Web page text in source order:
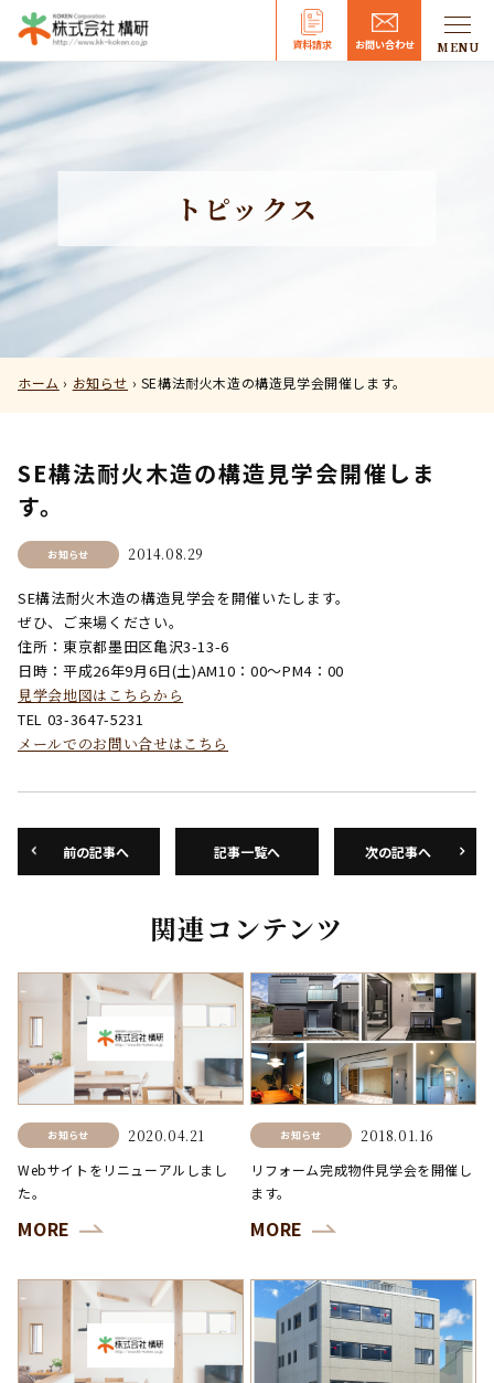
MENU
MENU
資料請求 お問い合わせ
トピックス
ホーム › お知らせ › SE構法耐火木造の構造見学会開催します。
SE構法耐火木造の構造見学会開催しま
す。
お知らせ 2014.08.29
SE構法耐火木造の構造見学会を開催いたします。
ぜひ、ご来場ください。
住所：東京都墨田区亀沢3-13-6
日時：平成26年9月6日(土)AM10：00～PM4：00
見学会地図はこちらから
TEL 03-3647-5231
メールでのお問い合せはこちら
前の記事へ 記事一覧へ 次の記事へ
関連コンテンツ
お知らせ
2020.04.21
Webサイトをリニューアルしまし
た。
MORE
お知らせ
2018.01.16
リフォーム完成物件見学会を開催し
ます。
MORE